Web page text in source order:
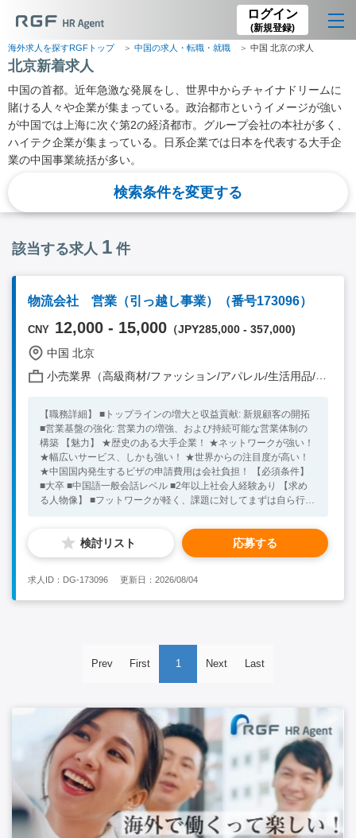
ログイン
(新規登録)
海外求人を探すRGFトップ 中国の求人・転職・就職 中国 北京の求人
北京新着求人
中国の首都。近年急激な発展をし、世界中からチャイナドリームに
賭ける人々や企業が集まっている。政治都市というイメージが強い
が中国では上海に次ぐ第2の経済都市。グループ会社の本社が多く、
ハイテク企業が集まっている。日系企業では日本を代表する大手企
業の中国事業統括が多い。
検索条件を変更する
該当する求人 1 件
物流会社 営業（引っ越し事業）（番号173096）
CNY 12,000 - 15,000 （JPY285,000 - 357,000)
中国 北京
小売業界（高級商材/ファッション/アパレル/生活用品/家電 他）
【職務詳細】 ■トップラインの増大と収益貢献: 新規顧客の開拓
■営業基盤の強化: 営業力の増強、および持続可能な営業体制の
構築 【魅力】 ★歴史のある大手企業！ ★ネットワークが強い！
★幅広いサービス、しかも強い！ ★世界からの注目度が高い！
★中国国内発生するビザの申請費用は会社負担！ 【必須条件】
■大卒 ■中国語一般会話レベル ■2年以上社会人経験あり 【求め
る人物像】 ■フットワークが軽く、課題に対してまずは自ら行動
ナーから深く信頼される誠実で細やかな対応ができる方 ★20代
～30代の方が活躍中！ ※キーワード：中国日系企業就職 中国
勤務 無料斡旋サービス
検討リスト 応募する
求人ID：DG-173096 更新日：2026/08/04
Prev First 1 Next Last